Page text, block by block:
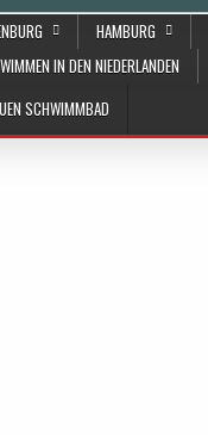
HAMBURG
IN DEN NIEDERLANDEN
SCHWIMMBAD